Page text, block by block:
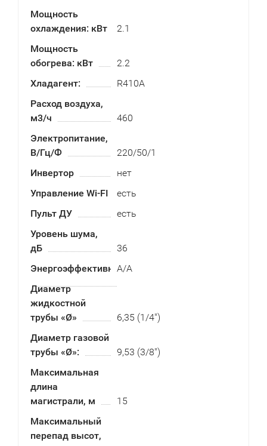
Мощность
охлаждения: кВт
2.1
Мощность
обогрева: кВт
2.2
Хладагент:
R410A
Расход воздуха,
м3/ч
460
Электропитание,
В/Гц/Ф
220/50/1
Инвертор
нет
Управление Wi-FI
есть
Пульт ДУ
есть
Уровень шума,
дБ
36
Энергоэффективность
А/А
Диаметр
жидкостной
трубы «Ø»
6,35 (1/4")
Диаметр газовой
трубы «Ø»:
9,53 (3/8")
Максимальная
длина
магистрали, м
15
Максимальный
перепад высот,